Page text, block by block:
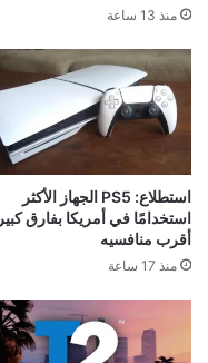
منذ 13 ساعة
استطلاع: PS5 الجهاز الأكثر
استخدامًا في أمريكا بفارق
أقرب منافسيه
منذ 17 ساعة